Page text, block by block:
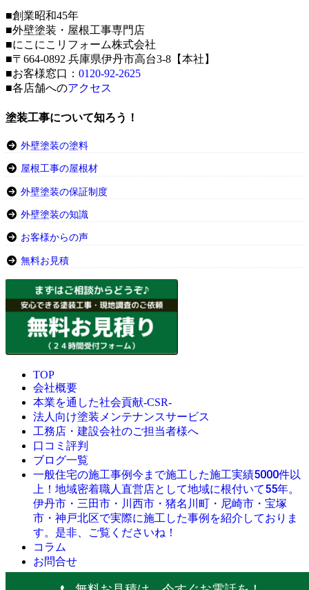
■創業昭和45年
■外壁塗装・屋根工事専門店
■にこにこリフォーム株式会社
■〒664-0892 兵庫県伊丹市高台3-8【本社】
■お客様窓口： 0120-92-2625
■各店舗へのアクセス
塗装工事について知ろう！
外壁塗装の塗料
屋根工事の屋根材
外壁塗装の保証制度
外壁塗装の知識
お客様からの声
無料お見積
TOP
会社概要
本業を通した社会貢献-CSR-
法人向け塗装メンテナンスサービス
工務店・建設会社のご担当者様へ
口コミ評判
ブログ一覧
一般住宅の施工事例今まで施工した施工実績5000件以
上！地域密着職人直営店として地域に根付いて55年。
伊丹市・三田市・川西市・猪名川町・尼崎市・宝塚
市・神戸北区で実際に施工した事例を紹介しておりま
す。是非、ご覧くださいね！
コラム
お問合せ
© 創業昭和45年・感動の塗替え・屋根リフォームの職人直営